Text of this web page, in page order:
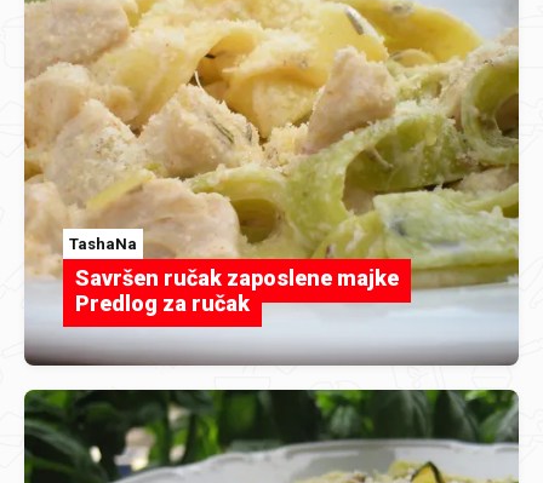
TashaNa
Savršen ručak zaposlene majke
Predlog za ručak